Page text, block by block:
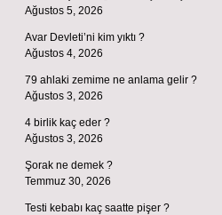
Ağustos 5, 2026
Avar Devleti’ni kim yıktı ?
Ağustos 4, 2026
79 ahlaki zemime ne anlama gelir ?
Ağustos 3, 2026
4 birlik kaç eder ?
Ağustos 3, 2026
Şorak ne demek ?
Temmuz 30, 2026
Testi kebabı kaç saatte pişer ?